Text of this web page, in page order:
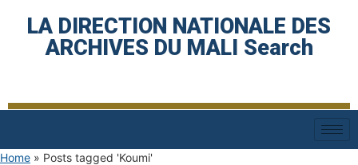
LA DIRECTION NATIONALE DES
ARCHIVES DU MALI Search
Home » Posts tagged 'Koumi'